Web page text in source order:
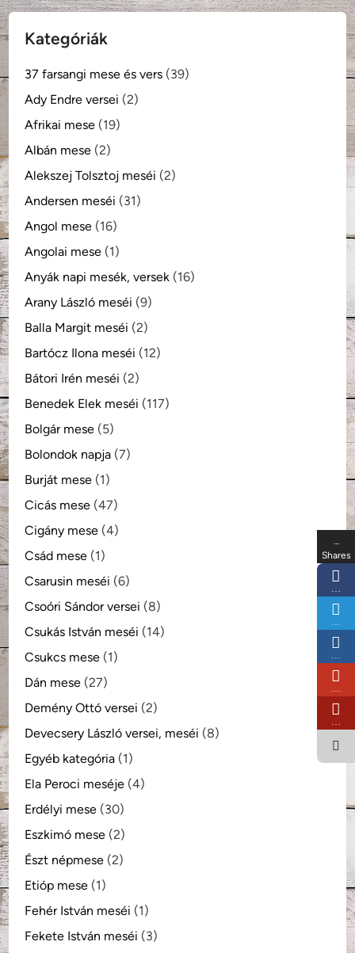
Kategóriák
37 farsangi mese és vers (39)
Ady Endre versei (2)
Afrikai mese (19)
Albán mese (2)
Alekszej Tolsztoj meséi (2)
Andersen meséi (31)
Angol mese (16)
Angolai mese (1)
Anyák napi mesék, versek (16)
Arany László meséi (9)
Balla Margit meséi (2)
Bartócz Ilona meséi (12)
Bátori Irén meséi (2)
Benedek Elek meséi (117)
Bolgár mese (5)
Bolondok napja (7)
Burját mese (1)
Cicás mese (47)
Cigány mese (4)
Csád mese (1)
Csarusin meséi (6)
Csoóri Sándor versei (8)
Csukás István meséi (14)
Csukcs mese (1)
Dán mese (27)
Demény Ottó versei (2)
Devecsery László versei, meséi (8)
Egyéb kategória (1)
Ela Peroci meséje (4)
Erdélyi mese (30)
Eszkimó mese (2)
Észt népmese (2)
Etióp mese (1)
Fehér István meséi (1)
Fekete István meséi (3)
…
Shares
…
…
…
…
…